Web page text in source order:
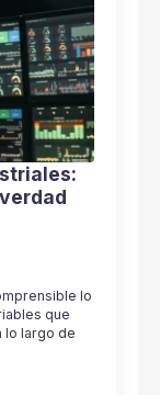
lo
que
lo largo de